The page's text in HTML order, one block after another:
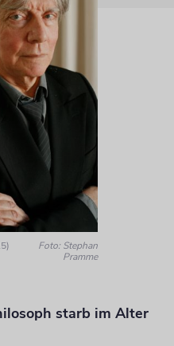
Foto: Stephan
Pramme
starb im Alter